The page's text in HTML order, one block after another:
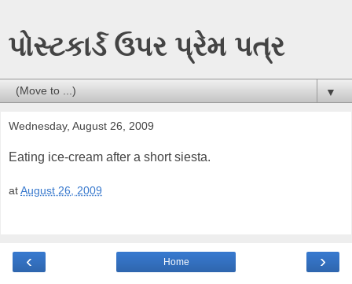
પોસ્ટકાર્ડ ઉપર પ્રેમ પત્ર
▼
Wednesday, August 26, 2009
Eating ice-cream after a short siesta.
atAugust 26, 2009
‹ ›
Home